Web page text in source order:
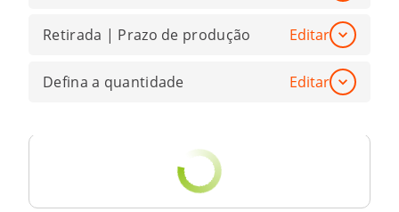
Retirada | Prazo de produção Editar
Defina a quantidade Editar